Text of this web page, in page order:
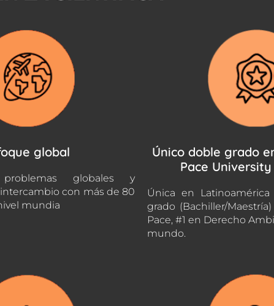
global
globales y
con más de 80
mundia
Único doble grado
Pace University
Única en
grado (Bachiller/
Pace, #1 en Derecho
mundo.